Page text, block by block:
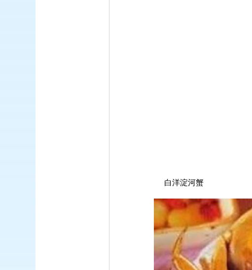
白洋淀河蟹